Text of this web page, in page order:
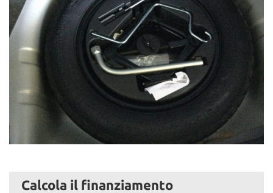
Calcola il finanziamento